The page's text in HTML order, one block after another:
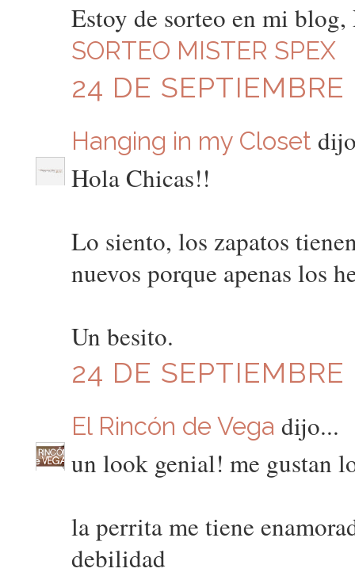
Estoy de sorteo en mi
SORTEO MISTER SPEX
24 DE
Hanging in my Closet
Hola Chicas!!
Lo siento, los zapatos
nuevos porque apenas los
Un besito.
24 DE
El Rincón de Vega dijo...
un look genial! me gustan
la perrita me tiene
debilidad